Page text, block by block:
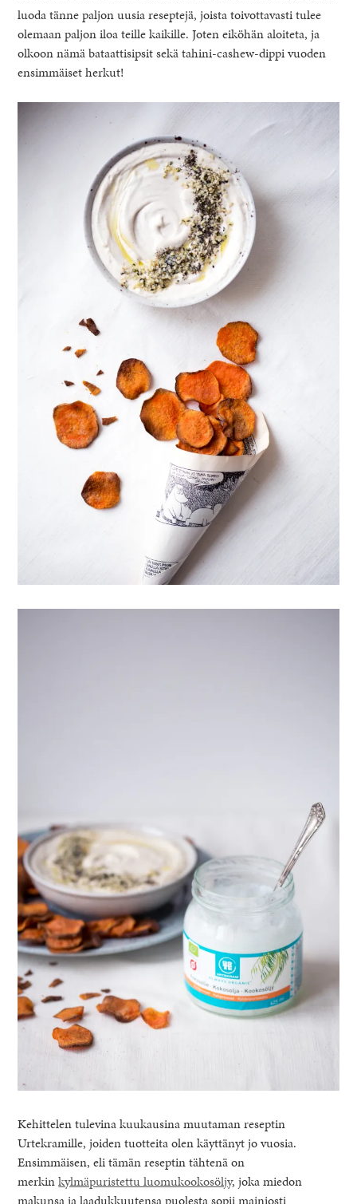
luoda tänne paljon uusia reseptejä, joista toivottavasti tulee
olemaan paljon iloa teille kaikille. Joten eiköhän aloiteta, ja
olkoon nämä bataattisipsit sekä tahini-cashew-dippi vuoden
ensimmäiset herkut!
Kehittelen tulevina kuukausina muutaman reseptin
Urtekramille, joiden tuotteita olen käyttänyt jo vuosia.
Ensimmäisen, eli tämän reseptin tähtenä on
merkinkylmäpuristettu luomukookosöljy, joka miedon